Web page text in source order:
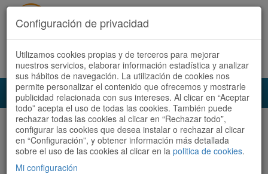
Accedeix Registra't ara Español Català
Audioruta Totes les rutes
Totes les rutes Ordenar per:Més recents/ Dificultat
Configuración de privacidad
Utilizamos cookies propias y de terceros para mejorar
nuestros servicios, elaborar información estadística y analizar
sus hábitos de navegación. La utilización de cookies nos
permite personalizar el contenido que ofrecemos y mostrarle
publicidad relacionada con sus intereses. Al clicar en “Aceptar
todo” acepta el uso de todas las cookies. También puede
rechazar todas las cookies al clicar en “Rechazar todo”,
configurar las cookies que desea instalar o rechazar al clicar
en “Configuración”, y obtener información más detallada
sobre el uso de las cookies al clicar en la politica de cookies.
Mi configuración